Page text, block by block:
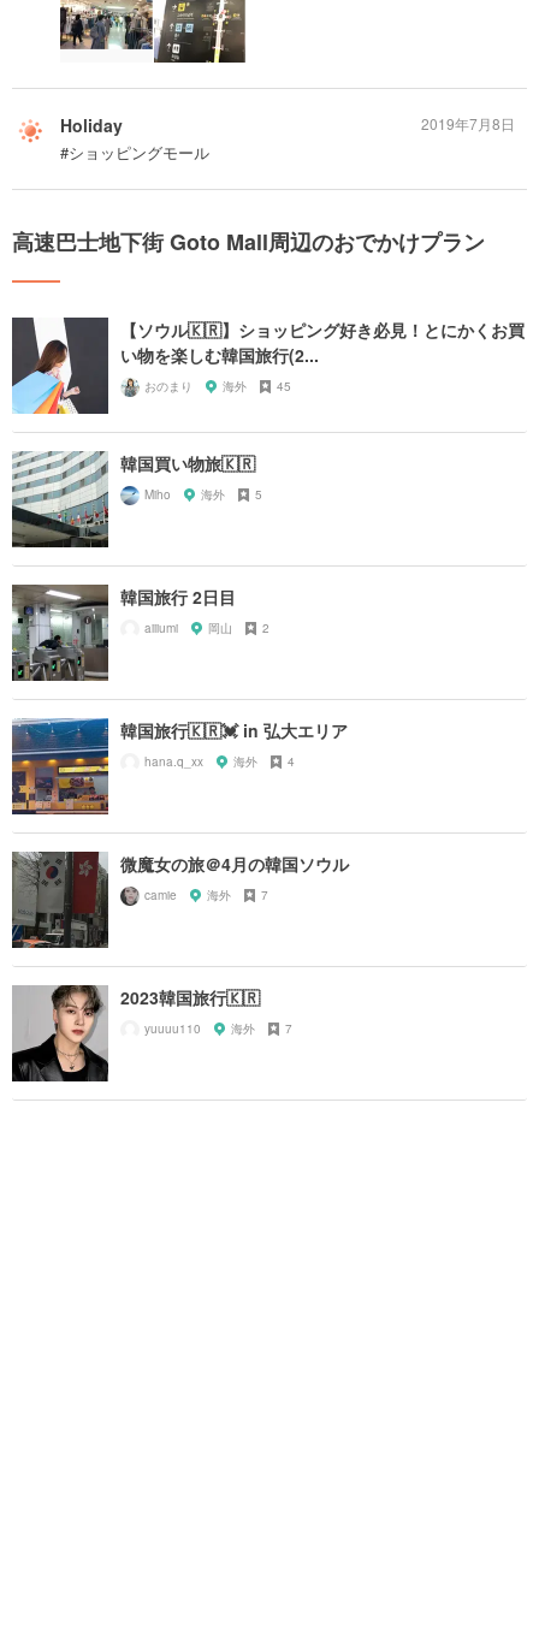
Holiday
#ショッピングモール
2019年7月8日
高速巴士地下街 Goto Mall周辺のおでかけプラン
【ソウル🇰🇷】ショッピング好き必見！とにかくお買
い物を楽しむ韓国旅行(2...
おのまり 海外 45
韓国買い物旅🇰🇷
Miho 海外 5
韓国旅行 2日目
aiiiumi 岡山 2
韓国旅行🇰🇷💓 in 弘大エリア
hana.q_xx 海外 4
微魔女の旅＠4月の韓国ソウル
camie 海外 7
2023韓国旅行🇰🇷
yuuuu110 海外 7